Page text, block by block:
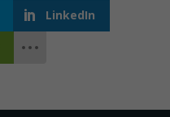
LinkedIn